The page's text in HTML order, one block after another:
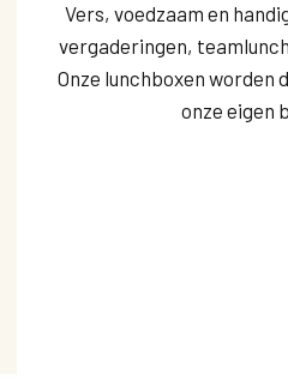
Vers, voedzaam en
vergaderingen,
Onze lunchboxen worden
onze eigen